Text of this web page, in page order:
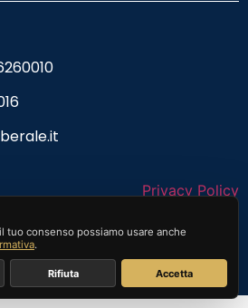
Privacy Policy
Termini e Condizioni
tuo consenso possiamo usare anche
.
Rifiuta Accetta